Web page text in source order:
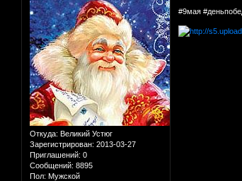
Откуда: Великий Устюг
Зарегистрирован: 2013-03-27
Приглашений: 0
Сообщений: 8895
Пол: Мужской
#9мая